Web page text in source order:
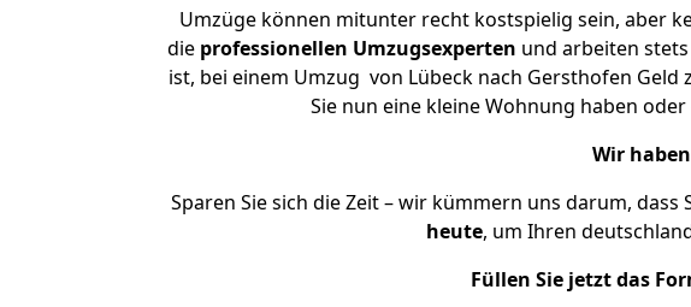
Umzüge können mitunter recht kostspielig sein, aber
die professionellen Umzugsexperten und arbeiten
ist, bei einem Umzug von Lübeck nach Gersthofen
Sie nun eine kleine Wohnung haben
Wir
Sparen Sie sich die Zeit – wir kümmern uns darum, dass
heute, um Ihren
Füllen Sie jetzt das